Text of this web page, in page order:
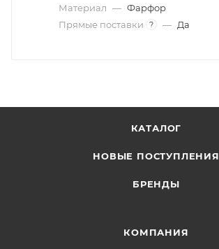
Материал — Фарфор
Прямые поставки
? — Да
КАТАЛОГ
НОВЫЕ ПОСТУПЛЕНИЯ
БРЕНДЫ
КОМПАНИЯ